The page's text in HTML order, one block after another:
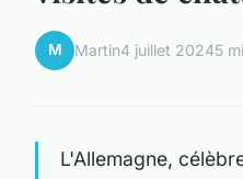
M Martin4 juillet 20245
L'Allemagne,